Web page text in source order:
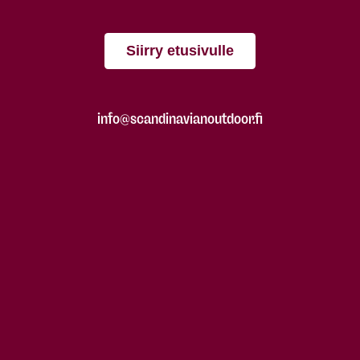
Siirry etusivulle
info@scandinavianoutdoor.fi